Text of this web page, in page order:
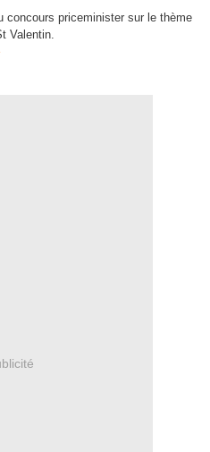
priceminister sur le thème
Valentin.